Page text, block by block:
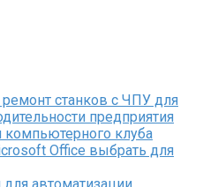
ремонт станков с ЧПУ для
предприятия
клуба
Office выбрать для